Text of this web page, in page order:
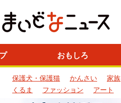
おもしろ
保護犬・保護猫 かんさい 家族
くるま
ファッション アート